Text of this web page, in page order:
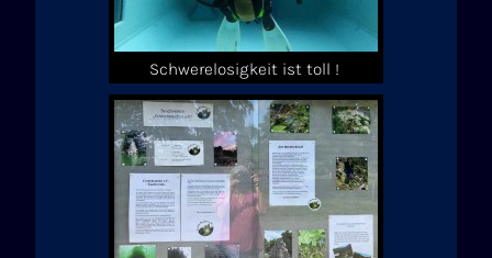
Schwerelosigkeit ist toll !